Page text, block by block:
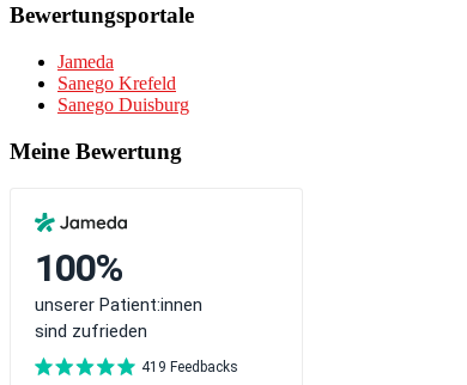
Bewertungsportale
Jameda
Sanego Krefeld
Sanego Duisburg
Meine Bewertung